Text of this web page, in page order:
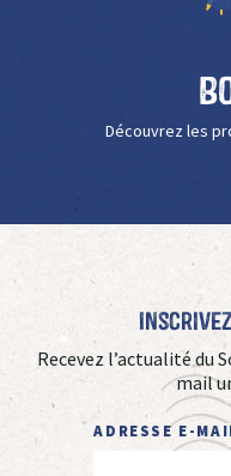
Découvrez les
Recevez l’actualité du
mail
ADRESSE E-